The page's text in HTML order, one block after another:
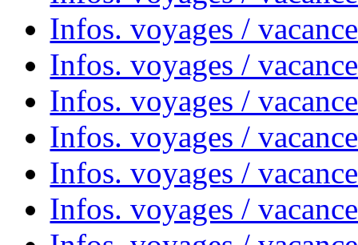
Infos. voyages /
Infos. voyages /
Infos. voyages /
Infos. voyages /
Infos. voyages /
Infos. voyages /